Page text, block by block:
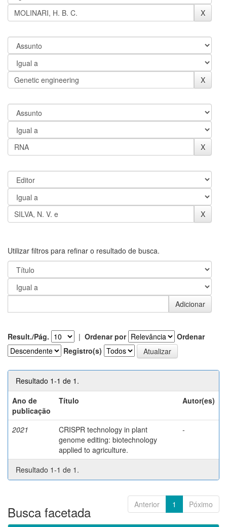
Utilizar filtros para refinar o resultado de busca.
Result./Pág. | Ordenar por
Ordenar
Registro(s)
Resultado 1-1 de 1.
Ano de
publicação
Título Autor(es)
2021
CRISPR technology in plant
genome editing: biotechnology
applied to agriculture.
-
Resultado 1-1 de 1.
Anterior 1 Póximo
Busca facetada